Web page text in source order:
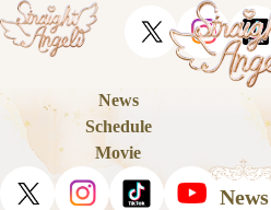
News
Schedule
Movie
News